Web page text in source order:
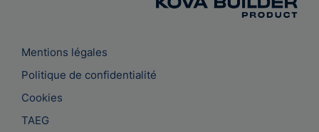
Mentions légales
Politique de confidentialité
Cookies
TAEG